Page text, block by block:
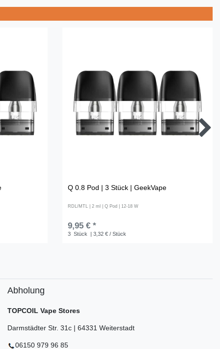
Q 0.8 Pod | 3 Stück | GeekVape
RDL/MTL | 2 ml | Q Pod | 12-18 W
9,95 € *
3 Stück | 3,32 € / Stück
Abholung
TOPCOIL Vape Stores
Darmstädter Str. 31c | 64331 Weiterstadt
06150 979 96 85